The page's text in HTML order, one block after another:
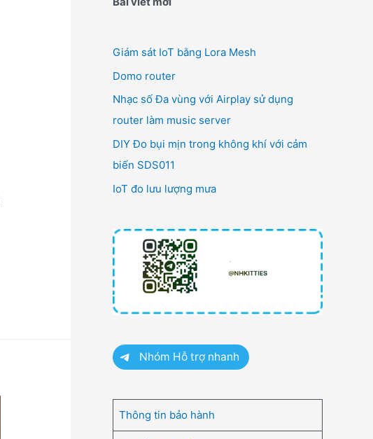
Giám sát IoT bằng Lora Mesh
Domo router
Nhạc số Đa vùng với Airplay sử dụng
router làm music server
DIY Đo bụi mịn trong không khí với cảm
biến SDS011
IoT đo lưu lượng mưa
Nhóm Hỗ trợ nhanh
Thông tin bảo hành